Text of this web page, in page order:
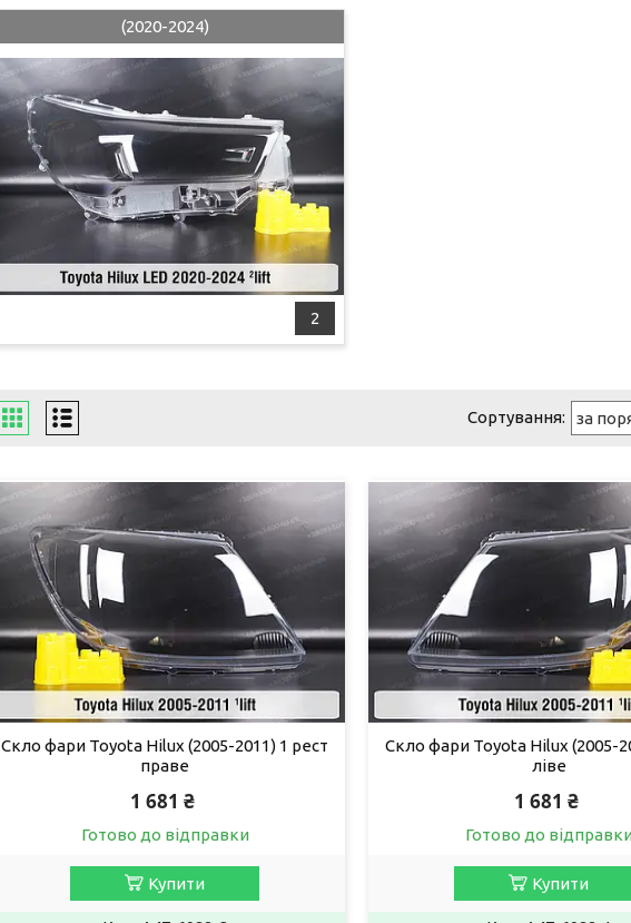
2
(2020-2024)
Скло фари Toyota Hilux (2005-2011) 1 рест
праве
1 681 ₴
Готово до відправки
Купити
Скло фари Toyota Hilux (2005-
ліве
1 681 ₴
Готово до
Купити